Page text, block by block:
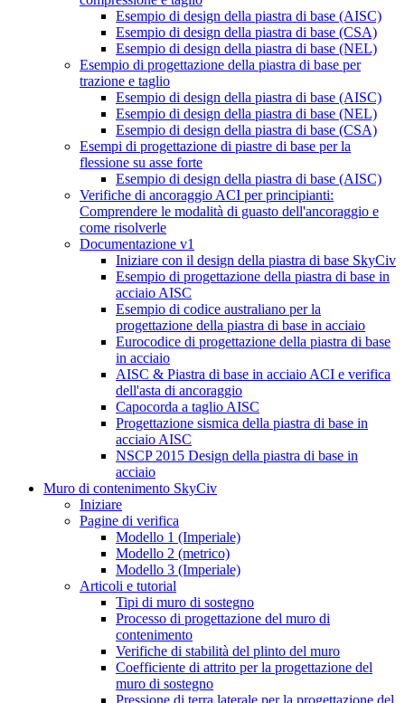
Esempio di design della piastra di base (AISC)
Esempio di design della piastra di base (CSA)
Esempio di design della piastra di base (NEL)
Esempio di progettazione della piastra di base per
trazione e taglio
Esempio di design della piastra di base (AISC)
Esempio di design della piastra di base (NEL)
Esempio di design della piastra di base (CSA)
Esempi di progettazione di piastre di base per la
flessione su asse forte
Esempio di design della piastra di base (AISC)
Verifiche di ancoraggio ACI per principianti:
Comprendere le modalità di guasto dell'ancoraggio e
come risolverle
Documentazione v1
Iniziare con il design della piastra di base SkyCiv
Esempio di progettazione della piastra di base in
acciaio AISC
Esempio di codice australiano per la
progettazione della piastra di base in acciaio
Eurocodice di progettazione della piastra di base
in acciaio
AISC & Piastra di base in acciaio ACI e verifica
dell'asta di ancoraggio
Capocorda a taglio AISC
Progettazione sismica della piastra di base in
acciaio AISC
NSCP 2015 Design della piastra di base in
acciaio
Muro di contenimento SkyCiv
Iniziare
Pagine di verifica
Modello 1 (Imperiale)
Modello 2 (metrico)
Modello 3 (Imperiale)
Articoli e tutorial
Tipi di muro di sostegno
Processo di progettazione del muro di
contenimento
Verifiche di stabilità del plinto del muro
Coefficiente di attrito per la progettazione del
muro di sostegno